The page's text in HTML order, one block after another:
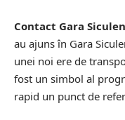
Contact Gara
au ajuns în Gara
unei noi ere de
fost un simbol al
rapid un punct de